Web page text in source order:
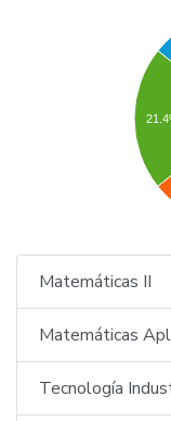
Matemáticas II
Matemáticas
Tecnología